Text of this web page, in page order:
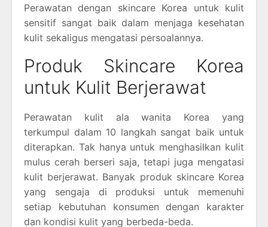
Perawatan dengan skincare Korea untuk kulit
sensitif sangat baik dalam menjaga kesehatan
kulit sekaligus mengatasi persoalannya.
Produk Skincare Korea
untuk Kulit Berjerawat
Perawatan kulit ala wanita Korea yang
terkumpul dalam 10 langkah sangat baik untuk
diterapkan. Tak hanya untuk menghasilkan kulit
mulus cerah berseri saja, tetapi juga mengatasi
kulit berjerawat. Banyak produk skincare Korea
yang sengaja di produksi untuk memenuhi
setiap kebutuhan konsumen dengan karakter
dan kondisi kulit yang berbeda-beda.